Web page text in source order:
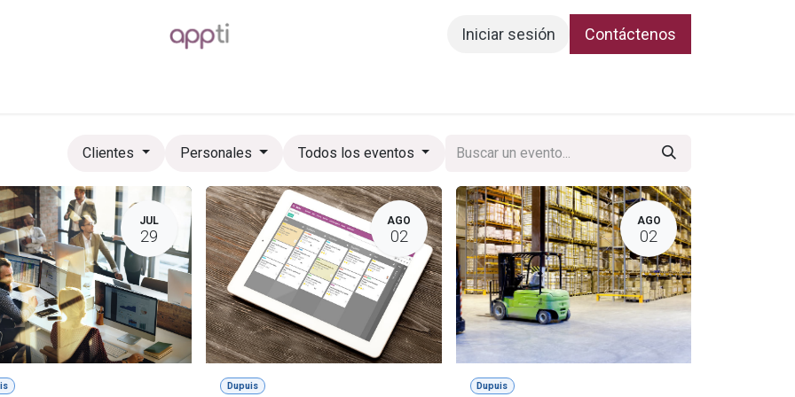
Iniciar sesión Contáctenos
Clientes Personales Todos los eventos
JUL
29
AGO
02
Dupuis
AGO
02
Dupuis